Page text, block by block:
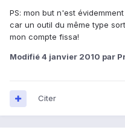
PS: mon but n'est
car un outil du même type
mon compte fissa!
Modifié4 janvier 2010 par
Citer